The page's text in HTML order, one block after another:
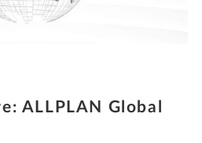
ALLPLAN Global